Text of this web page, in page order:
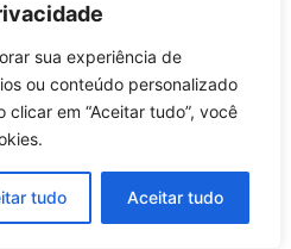
sua experiência de
ou conteúdo personalizado
clicar em “Aceitar tudo”, você
tudo Aceitar tudo